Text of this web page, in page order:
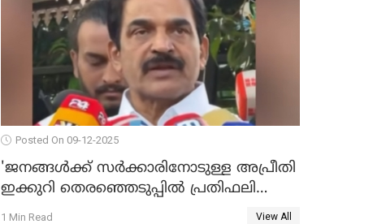
Posted On 09-12-2025
'ജനങ്ങള്‍ക്ക് സര്‍ക്കാരിനോടുള്ള അപ്രീതി
ഇക്കുറി തെരഞ്ഞെടുപ്പില്‍ പ്രതിഫലിക്കും';
കെ.സി വേണുഗോപാല്‍ WATCH VIDEO
1 Min Read View All